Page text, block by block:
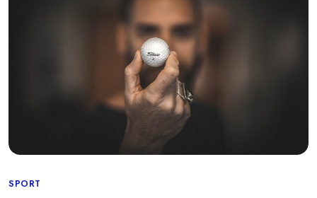
Categories
SPORT